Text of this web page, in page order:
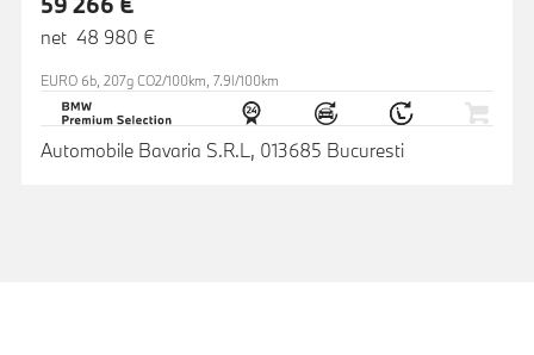
net 48 980 €
EURO 6b, 207g CO2/100km, 7.9l/100km
Automobile Bavaria S.R.L, 013685 Bucuresti